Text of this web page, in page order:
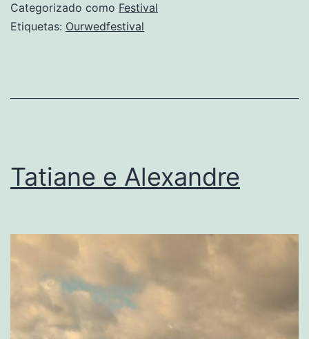
Categorizado como Festival
Etiquetas: Ourwedfestival
Tatiane e Alexandre